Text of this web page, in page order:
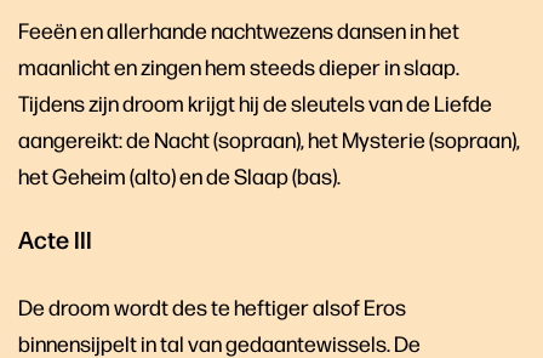
Feeën en allerhande nachtwezens dansen in het
maanlicht en zingen hem steeds dieper in slaap.
Tijdens zijn droom krijgt hij de sleutels van de Liefde
aangereikt: de Nacht (sopraan), het Mysterie (sopraan),
het Geheim (alto) en de Slaap (bas).
Acte III
De droom wordt des te heftiger alsof Eros
binnensijpelt in tal van gedaantewissels. De